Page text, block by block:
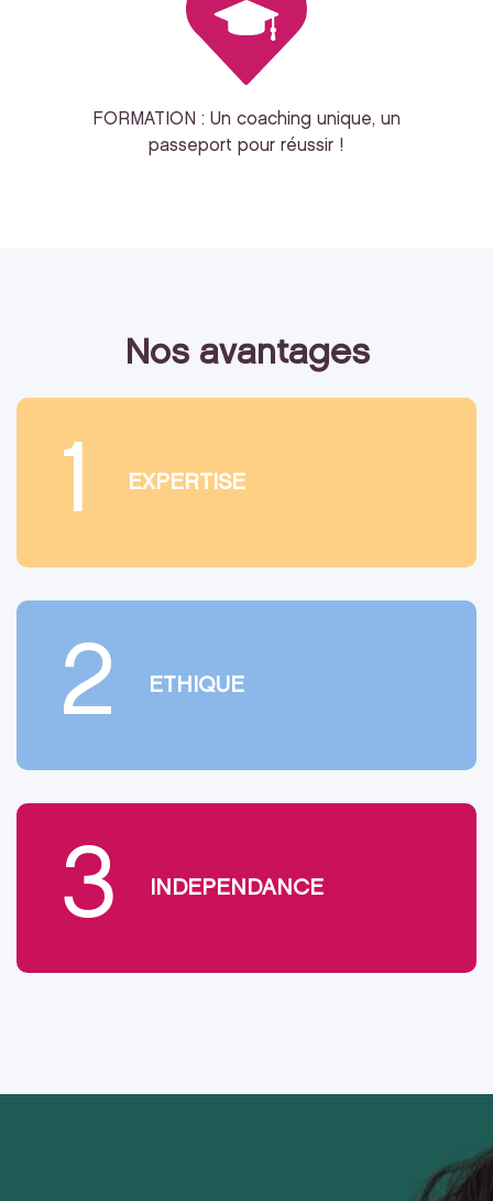
FORMATION : Un coaching unique, un
passeport pour réussir !
Nos avantages
1 EXPERTISE
2 ETHIQUE
3 INDEPENDANCE